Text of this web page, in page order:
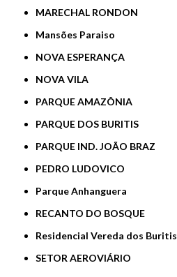
MARECHAL RONDON
Mansões Paraiso
NOVA ESPERANÇA
NOVA VILA
PARQUE AMAZÔNIA
PARQUE DOS BURITIS
PARQUE IND. JOÃO BRAZ
PEDRO LUDOVICO
Parque Anhanguera
RECANTO DO BOSQUE
Residencial Vereda dos Buritis
SETOR AEROVIÁRIO